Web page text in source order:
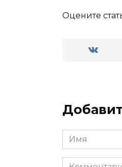
Оцените
Имя
*
Комментарий